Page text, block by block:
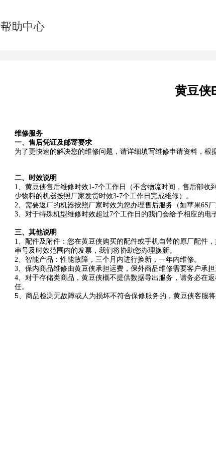
帮助中心
黄豆侠
维修服务
一、售后凭证及邮寄要求
为了更快速的解决您的维修问题，请详细填写维修申请资料，根
二、时效说明
1、黄豆侠售后维修时效1-7个工作日（不含物流时间，售后部
少物料的机器按照厂家发货时效3-7个工作日完成维修）。
2、需要返厂的机器按照厂家时效为您办理售后服务（如苹果6S厂
3、对于特殊机型维修时效超过7个工作日的我们会给予相应的电
三、其他说明
1、配件及附件：您在黄豆侠购买的配件或手机自带的原厂配件
串号及时效范围内的发票，我们将协助您办理换新。
2、智能产品：性能故障，三个月内进行换新，一年内维修。
3、保内商品维修由黄豆侠承担运费，保外商品维修需要客户承担
4、对于存储类商品，黄豆侠概不提供数据导出服务，请务必在
任。
5、商品检测无故障或人为损坏不符合保修服务的，黄豆侠客服